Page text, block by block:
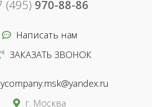
(495) 970-88-86
Написать нам
ЗАКАЗАТЬ ЗВОНОК
г. Москва